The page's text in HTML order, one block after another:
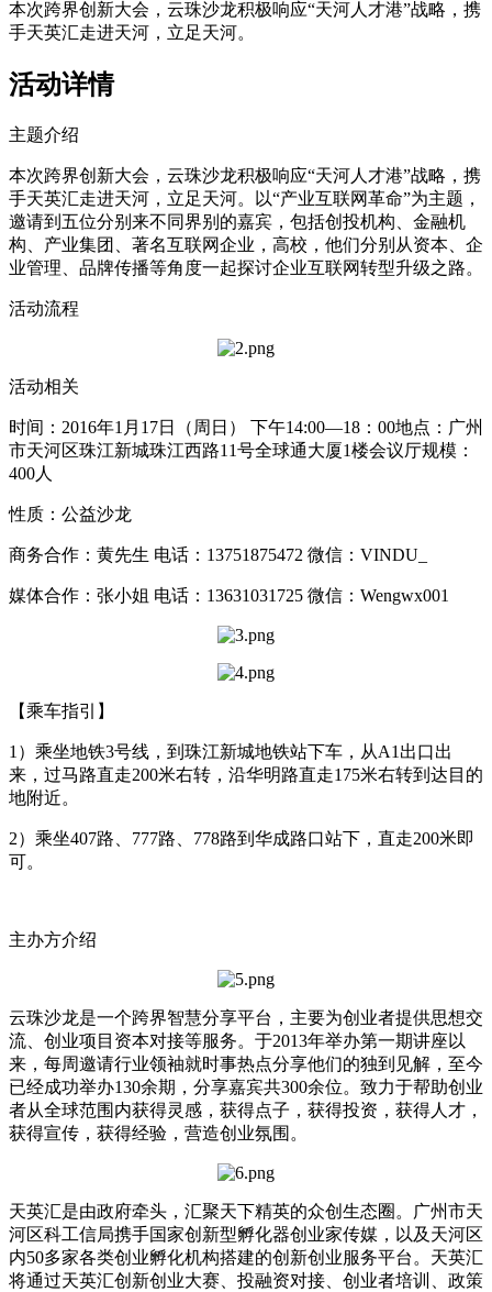
本次跨界创新大会，云珠沙龙积极响应“天河人才港”战略，携
手天英汇走进天河，立足天河。
活动详情
主题介绍
本次跨界创新大会，云珠沙龙积极响应“天河人才港”战略，携
手天英汇走进天河，立足天河。以“产业互联网革命”为主题，
邀请到五位分别来不同界别的嘉宾，包括创投机构、金融机
构、产业集团、著名互联网企业，高校，他们分别从资本、企
业管理、品牌传播等角度一起探讨企业互联网转型升级之路。
活动流程
活动相关
时间：2016年1月17日（周日） 下午14:00—18：00地点：广州
市天河区珠江新城珠江西路11号全球通大厦1楼会议厅规模：
400人
性质：公益沙龙
商务合作：黄先生 电话：13751875472 微信：VINDU_
媒体合作：张小姐 电话：13631031725 微信：Wengwx001
【乘车指引】
1）乘坐地铁3号线，到珠江新城地铁站下车，从A1出口出
来，过马路直走200米右转，沿华明路直走175米右转到达目的
地附近。
2）乘坐407路、777路、778路到华成路口站下，直走200米即
可。
主办方介绍
云珠沙龙是一个跨界智慧分享平台，主要为创业者提供思想交
流、创业项目资本对接等服务。于2013年举办第一期讲座以
来，每周邀请行业领袖就时事热点分享他们的独到见解，至今
已经成功举办130余期，分享嘉宾共300余位。致力于帮助创业
者从全球范围内获得灵感，获得点子，获得投资，获得人才，
获得宣传，获得经验，营造创业氛围。
天英汇是由政府牵头，汇聚天下精英的众创生态圈。广州市天
河区科工信局携手国家创新型孵化器创业家传媒，以及天河区
内50多家各类创业孵化机构搭建的创新创业服务平台。天英汇
将通过天英汇创新创业大赛、投融资对接、创业者培训、政策